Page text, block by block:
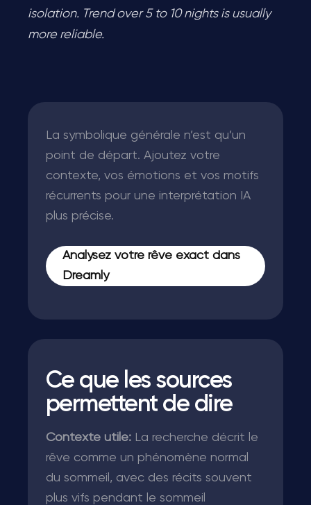
isolation. Trend over 5 to 10 nights is usually
more reliable.
La symbolique générale n’est qu’un
point de départ. Ajoutez votre
contexte, vos émotions et vos motifs
récurrents pour une interprétation IA
plus précise.
Analysez votre rêve exact dans
Dreamly
Ce que les sources
permettent de dire
Contexte utile: La recherche décrit le
rêve comme un phénomène normal
du sommeil, avec des récits souvent
plus vifs pendant le sommeil